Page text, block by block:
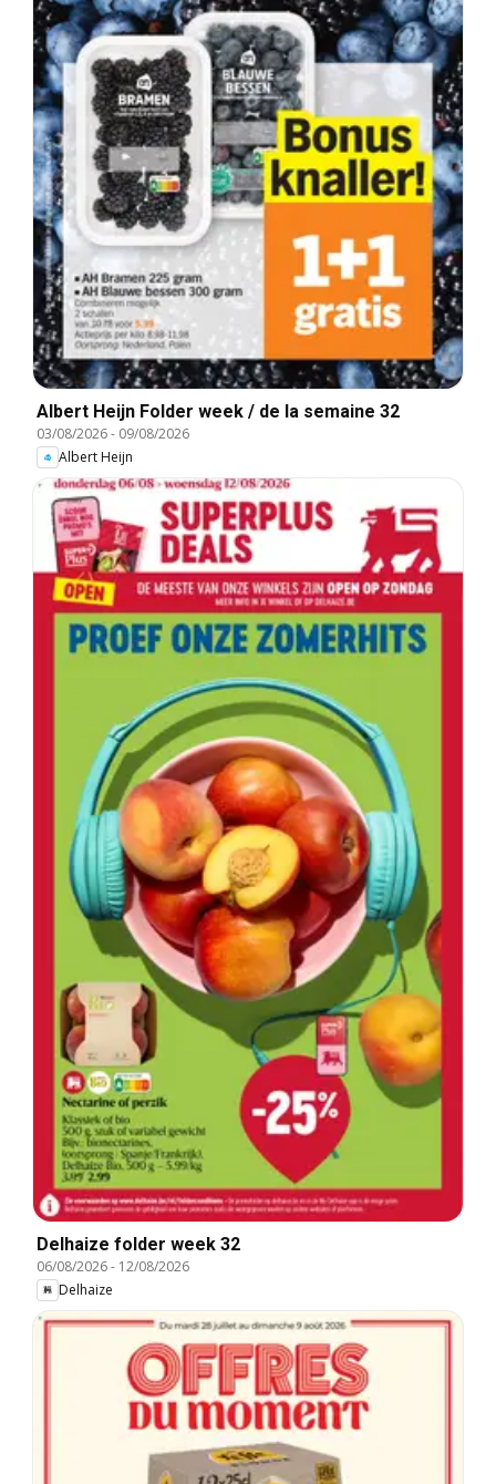
Albert Heijn Folder week / de la semaine 32
03/08/2026- 09/08/2026
Albert Heijn
Delhaize folder week 32
06/08/2026- 12/08/2026
Delhaize